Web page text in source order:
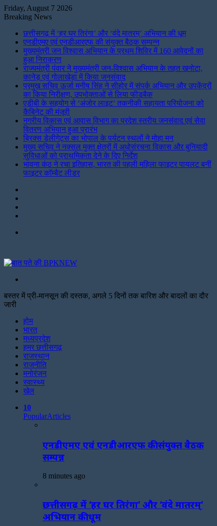
Friday, August 7 2026
Breaking News
छत्तीसगढ़ में ‘हर घर तिरंगा’ और ‘वंदे मातरम्’ अभियान की धूम
एनडीएमए एवं एनडीआरएफ की संयुक्त बैठक सम्पन्न
मुख्यमंत्री जन विश्वास अभियान के प्रथम शिविर में 160 आवेदनों का
हुआ निराकरण
राज्यमंत्री पंवार ने मुख्यमंत्री जन-विश्वास अभियान के तहत खनोटा,
कानेड़ एवं गोलाखेड़ा में किया जनसंवाद
प्रमुख सचिव ऊर्जा मनीष सिंह ने सीहोर में संपर्क अभियान और उपकेंद्रों
का किया निरीक्षण, उपभोक्ताओं से लिया फीडबैक
एडीबी के सहयोग से ‘अंजोर लाइट’ तकनीकी सहायता परियोजना को
कैबिनेट की मंजूरी
नगरीय विकास एवं आवास विभाग का प्रदेश स्तरीय जनसंवाद एवं सेवा
वितरण अभियान हुआ प्रारंभ
ब्रिक्स डेलीगेट्स का भोपाल के पर्यटन स्थलों ने मोहा मन
मुख्य सचिव ने नक्सल मुक्त क्षेत्रों में अधोसंरचना विकास और बुनियादी
सुविधाओं को प्राथमिकता देने के दिए निर्देश
भावना कंठ ने रचा इतिहास, भारत की पहली महिला फाइटर पायलट बनीं
फाइटर कॉम्बैट लीडर
बस्तर में प्री-मानसून की दस्तक, अगले 5 दिनों तक बारिश और बादलों का दौर
जारी
होम
भारत
मध्यप्रदेश
हमर छत्तीसगढ़
राजस्थान
राजनीति
मनोरंजन
स्वास्थ्य
खेल
10
PopularArticles
एनडीएमए एवं एनडीआरएफ की संयुक्त बैठक
सम्पन्न
8 minutes ago
छत्तीसगढ़ में ‘हर घर तिरंगा’ और ‘वंदे मातरम्’
अभियान की धूम